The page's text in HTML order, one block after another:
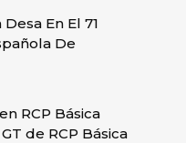
En El 71
De
RCP Básica
de RCP Básica